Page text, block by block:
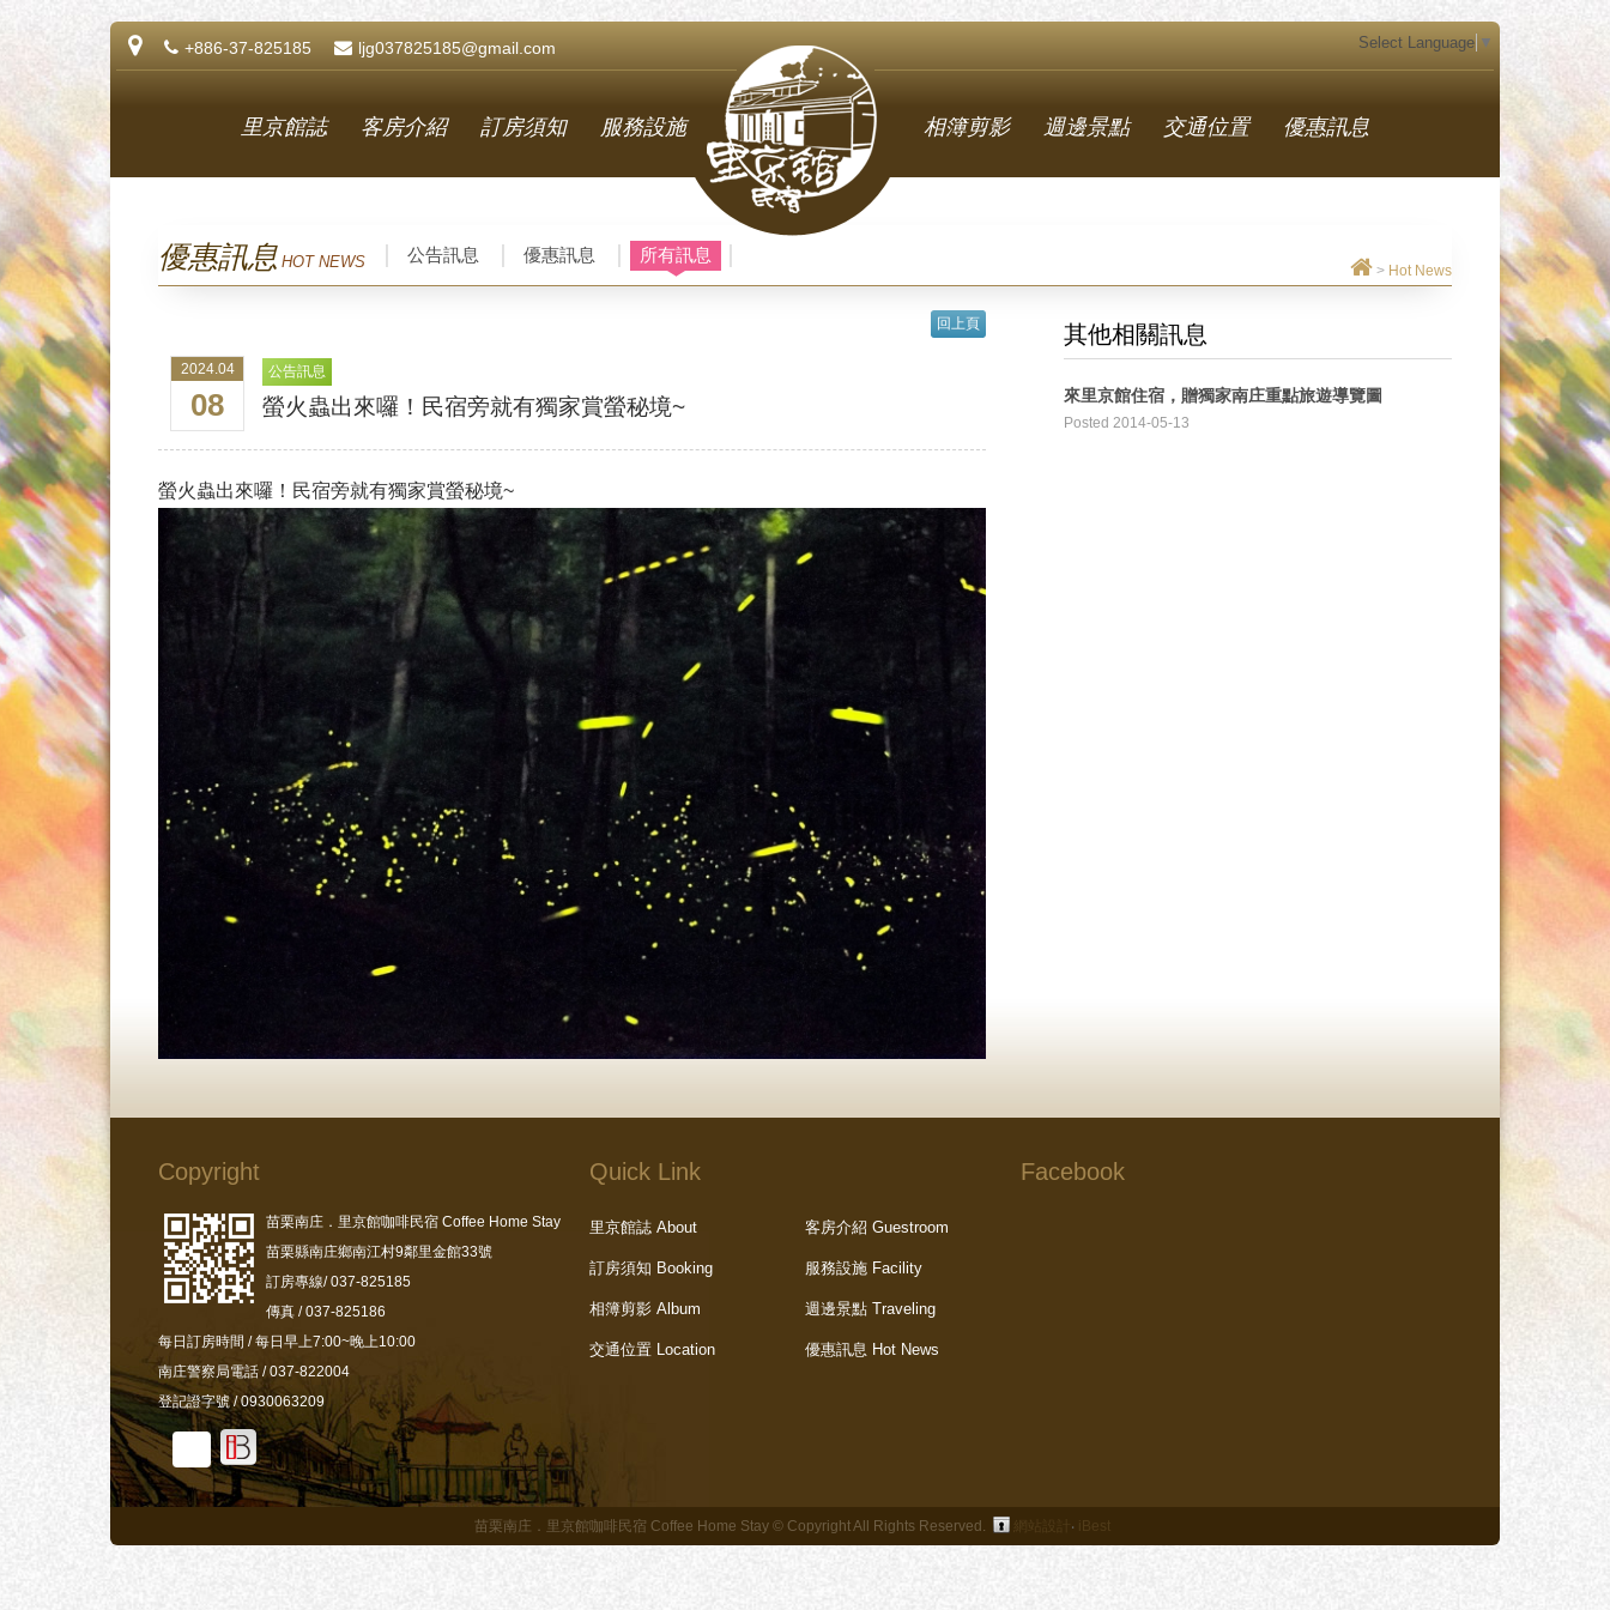
+886-37-825185 ljg037825185@gmail.com Select Language ▼
里京館誌 客房介紹 訂房須知 服務設施 相簿剪影 週邊景點 交通位置 優惠訊息
優惠訊息 HOT NEWS > Hot News
公告訊息 優惠訊息 所有訊息
回上頁
2024.04
08
公告訊息
螢火蟲出來囉！民宿旁就有獨家賞螢秘境~
螢火蟲出來囉！民宿旁就有獨家賞螢秘境~
其他相關訊息
來里京館住宿，贈獨家南庄重點旅遊導覽圖
Posted 2014-05-13
Copyright
苗栗南庄．里京館咖啡民宿 Coffee Home Stay
苗栗縣南庄鄉南江村9鄰里金館33號
訂房專線/ 037-825185
傳真 / 037-825186
每日訂房時間 / 每日早上7:00~晚上10:00
南庄警察局電話 / 037-822004
登記證字號 / 0930063209
Quick Link
里京館誌 About 客房介紹 Guestroom
訂房須知 Booking 服務設施 Facility
相簿剪影 Album 週邊景點 Traveling
交通位置 Location 優惠訊息 Hot News
Facebook
苗栗南庄．里京館咖啡民宿 Coffee Home Stay © Copyright All Rights Reserved. ‧ iBest